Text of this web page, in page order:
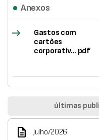
Anexos
east
Gastos com
cartões
corporativ... pdf
últimas
description Julho/2026